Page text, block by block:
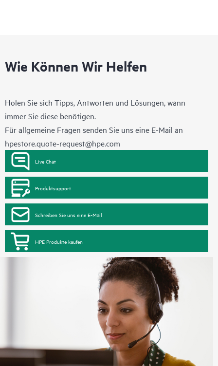
Wie Können Wir Helfen
Holen Sie sich Tipps, Antworten und Lösungen, wann
immer Sie diese benötigen.
Für allgemeine Fragen senden Sie uns eine E-Mail an
hpestore.quote-request@hpe.com
Live Chat
Produktsupport
Schreiben Sie uns eine E-Mail
HPE Produkte kaufen